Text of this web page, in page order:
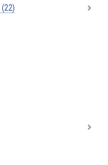
(22)